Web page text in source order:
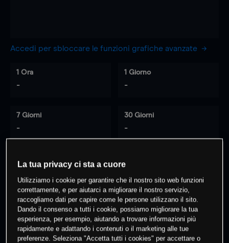
Accedi per sbloccare le funzioni grafiche avanzate
1 Ora
-
1 Giorno
-
7 Giorni
-
30 Giorni
-
% dei clienti hanno posizioni
questo prodotto
Fai trading
La tua privacy ci sta a cuore
Utilizziamo i cookie per garantire che il nostro sito web funzioni
correttamente, e per aiutarci a migliorare il nostro servizio,
raccogliamo dati per capire come le persone utilizzano il sito.
Dando il consenso a tutti i cookie, possiamo migliorare la tua
esperienza, per esempio, aiutando a trovare informazioni più
rapidamente e adattando i contenuti o il marketing alle tue
preferenze. Seleziona "Accetta tutti i cookies" per accettare o